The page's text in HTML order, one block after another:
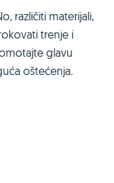
različiti materijali,
trenje i
glavu
oštećenja.